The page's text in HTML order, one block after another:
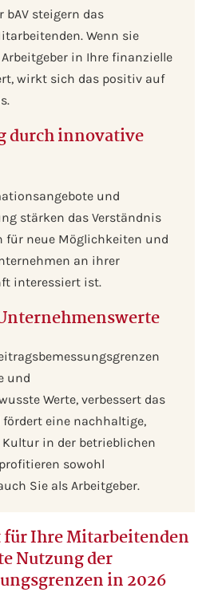
bAV steigern das
Wenn sie
in Ihre finanzielle
wirkt sich das positiv auf
durch innovative
und
stärken das Verständnis
für neue Möglichkeiten und
an ihrer
interessiert ist.
und
Werte, verbessert das
eine nachhaltige,
in der betrieblichen
sowohl
Sie als Arbeitgeber.
Ihre Mitarbeitenden
Nutzung der
in 2026